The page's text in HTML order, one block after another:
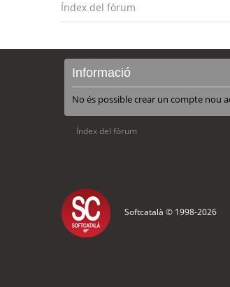
Índex del fòrum
Informació
No és possible crear un compte nou
Índex del fòrum
Softcatalà © 1998-2026